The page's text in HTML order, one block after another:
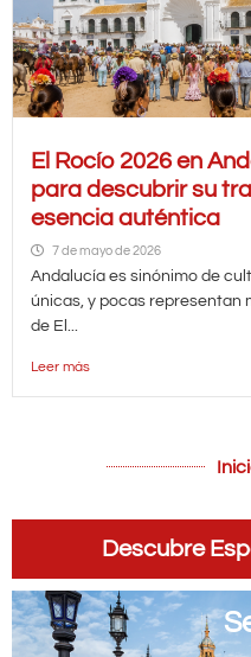
El Rocío 2026 en
para descubrir su
esencia auténtica
7 de mayo de 2026
Andalucía es sinónimo de
únicas, y pocas representan
de El...
Leer más
Descubre